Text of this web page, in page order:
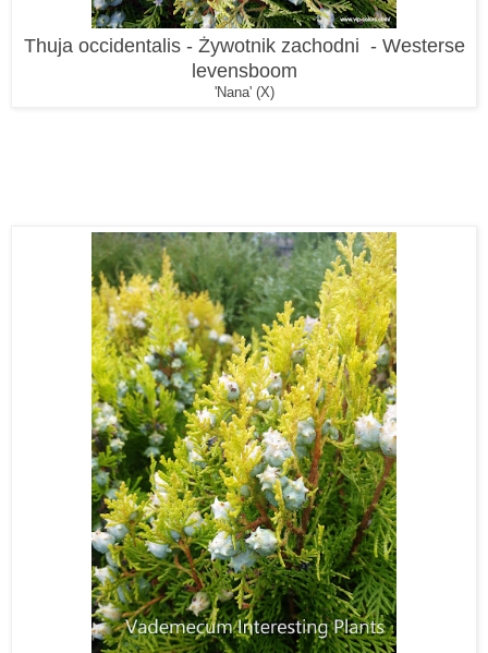
Thuja occidentalis - Żywotnik zachodni - Westerse
levensboom
'Nana' (X)